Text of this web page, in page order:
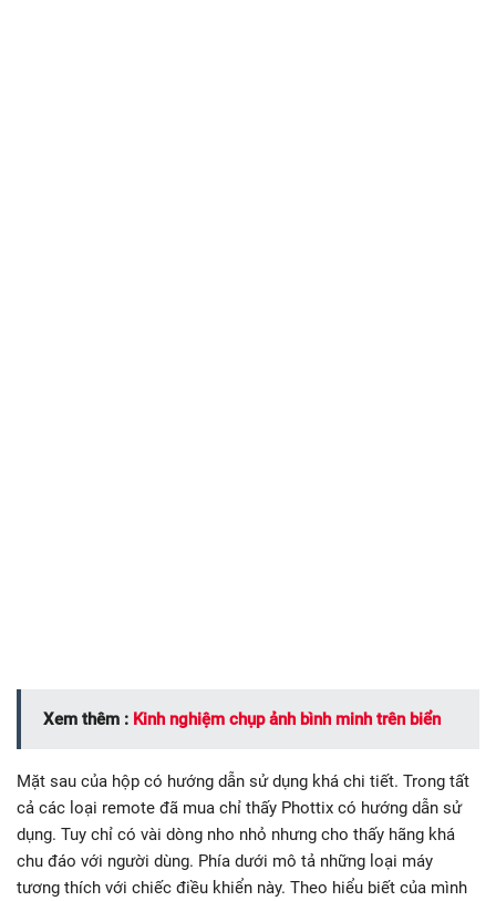
Xem thêm : Kinh nghiệm chụp ảnh bình minh trên biển
Mặt sau của hộp có hướng dẫn sử dụng khá chi tiết. Trong tất
cả các loại remote đã mua chỉ thấy Phottix có hướng dẫn sử
dụng. Tuy chỉ có vài dòng nho nhỏ nhưng cho thấy hãng khá
chu đáo với người dùng. Phía dưới mô tả những loại máy
tương thích với chiếc điều khiển này. Theo hiểu biết của mình